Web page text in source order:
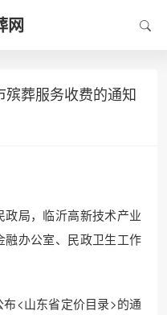
网
葬服务收费的通知
局，临沂高新技术产业
办公室、民政卫生工作
<山东省定价目录>的通